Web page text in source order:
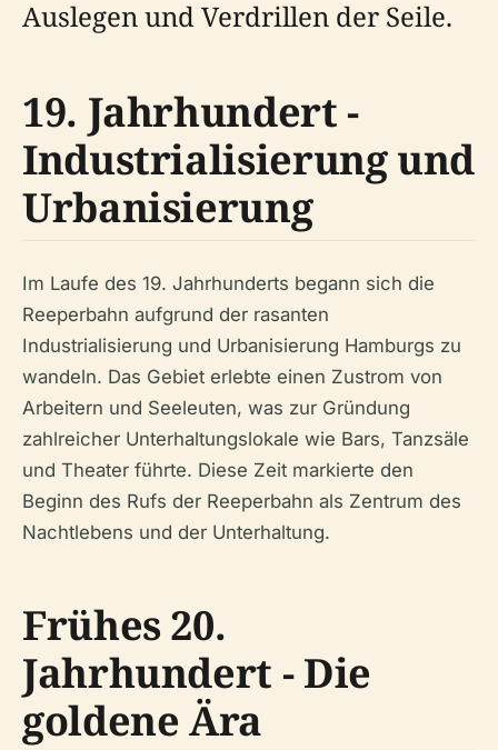
Auslegen und Verdrillen der Seile.
19. Jahrhundert -
Industrialisierung und
Urbanisierung
Im Laufe des 19. Jahrhunderts begann sich die
Reeperbahn aufgrund der rasanten
Industrialisierung und Urbanisierung Hamburgs zu
wandeln. Das Gebiet erlebte einen Zustrom von
Arbeitern und Seeleuten, was zur Gründung
zahlreicher Unterhaltungslokale wie Bars, Tanzsäle
und Theater führte. Diese Zeit markierte den
Beginn des Rufs der Reeperbahn als Zentrum des
Nachtlebens und der Unterhaltung.
Frühes 20.
Jahrhundert - Die
goldene Ära